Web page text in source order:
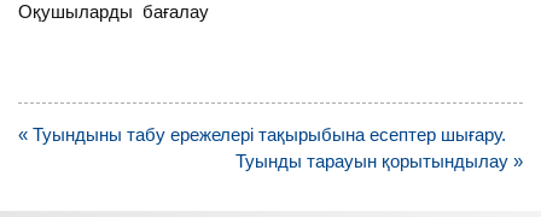
Оқушыларды бағалау
Навигация
« Туындыны табу ережелері тақырыбына есептер шығару.
Туынды тарауын қорытындылау »